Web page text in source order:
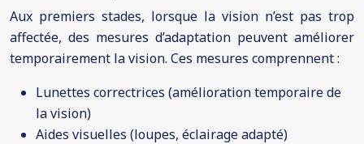
Aux premiers stades, lorsque la vision n’est pas trop
affectée, des mesures d’adaptation peuvent améliorer
temporairement la vision. Ces mesures comprennent :
Lunettes correctrices (amélioration temporaire de
la vision)
Aides visuelles (loupes, éclairage adapté)